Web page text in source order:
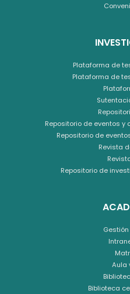
Plataforma de
Plataforma de
Repositorio de eventos y
Repositorio de
Revista
Repositorio de
Aula
Biblioteca